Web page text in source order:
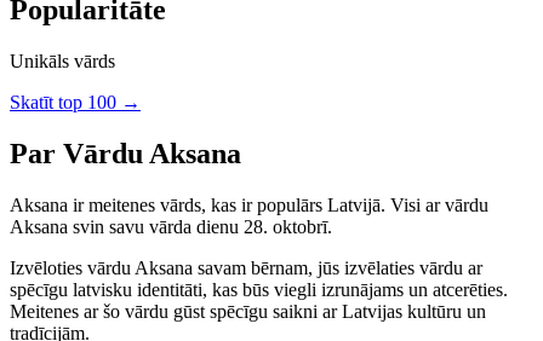
Popularitāte
Unikāls vārds
Skatīt top 100 →
Par Vārdu Aksana
Aksana irmeitenes vārds, kas ir populārs Latvijā. Visi ar vārdu
Aksana svin savu vārda dienu 28. oktobrī.
Izvēloties vārdu Aksana savam bērnam, jūs izvēlaties vārdu ar
spēcīgu latvisku identitāti, kas būs viegli izrunājams un atcerēties.
Meitenes ar šo vārdu gūst spēcīgu saikni ar Latvijas kultūru un
tradīcijām.